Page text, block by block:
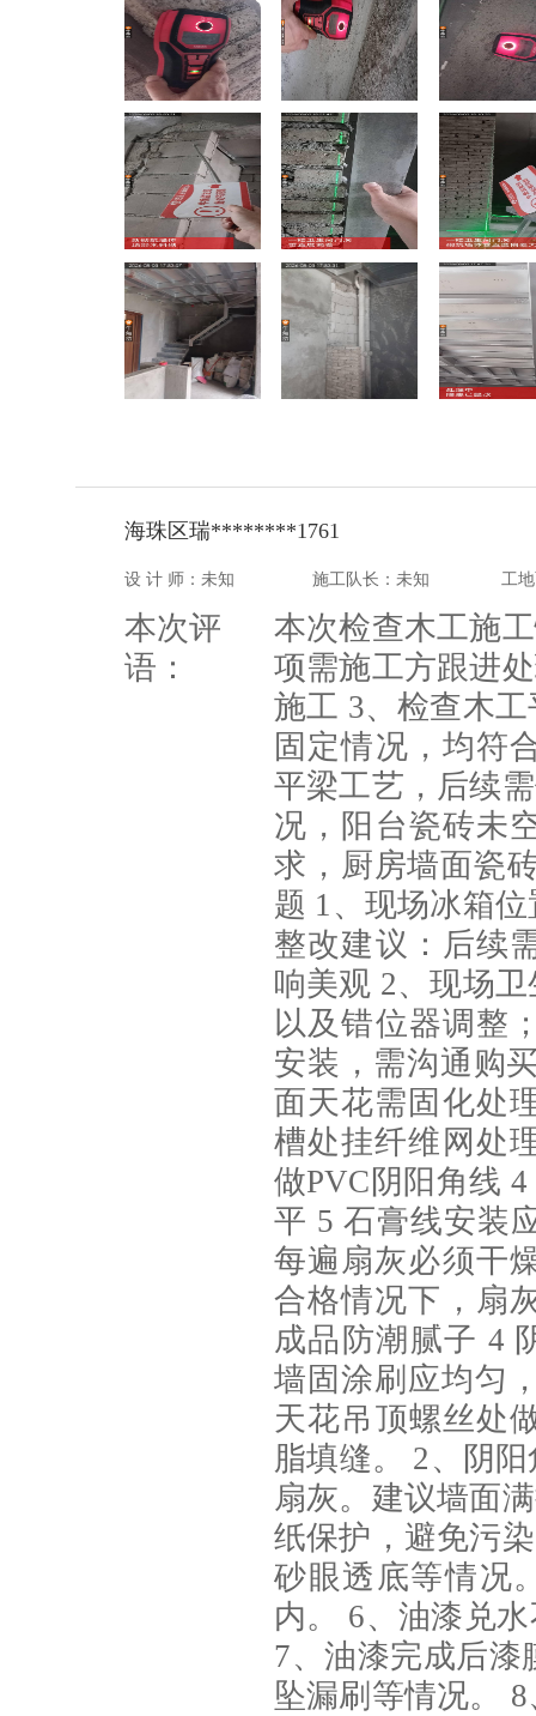
海珠区瑞********1761
设 计 师：未知 施工队长：未知 工
本次评
语：
本次检查木工施
项需施工方跟进
施工 3、检查木
固定情况，均符
平梁工艺，后续
况，阳台瓷砖未
求，厨房墙面瓷
题 1、现场冰箱
整改建议：后续
响美观 2、现场
以及错位器调整
安装，需沟通购
面天花需固化处
槽处挂纤维网处
做PVC阴阳角线
平 5 石膏线安装
每遍扇灰必须干
合格情况下，扇
成品防潮腻子 4
墙固涂刷应均匀
天花吊顶螺丝处
脂填缝。 2、阴
扇灰。建议墙面
纸保护，避免污
砂眼透底等情况
内。 6、油漆兑
7、油漆完成后漆
坠漏刷等情况。